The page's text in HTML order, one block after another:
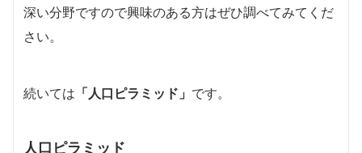
深い分野ですので興味のある方はぜひ調べてみてくだ
さい。
続いては 「人口ピラミッド」 です。
人口ピラミッド